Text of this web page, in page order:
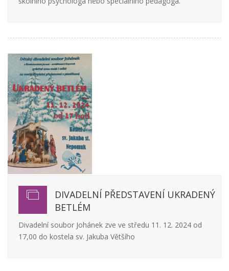
DIVADELNÍ PŘEDSTAVENÍ UKRADENÝ
BETLÉM
Divadelní soubor Johánek zve ve středu 11. 12. 2024 od
17,00 do kostela sv. Jakuba Většího